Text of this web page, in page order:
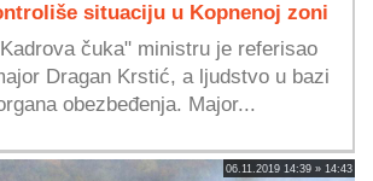
situaciju u Kopnenoj zoni
čuka" ministru je referisao
Dragan Krstić, a ljudstvo u bazi
obezbeđenja. Major...
06.11.2019 14:39 » 14:43